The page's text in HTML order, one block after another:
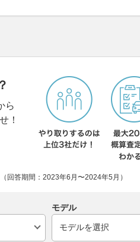
ら
！
回答期間：2023年6月〜2024年5月）
モデル